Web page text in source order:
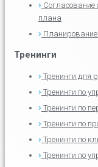
Согласование
плана
Тренинги
Тренинги для
Тренинги по
Тренинги по
Тренинги по
Тренинги по
Тренинги по